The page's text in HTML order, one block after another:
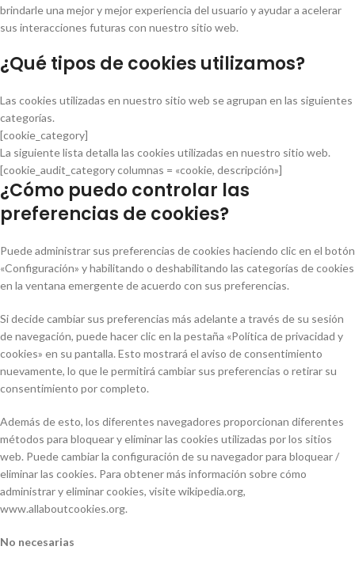
brindarle una mejor y mejor experiencia del usuario y ayudar a acelerar
sus interacciones futuras con nuestro sitio web.
¿Qué tipos de cookies utilizamos?
Las cookies utilizadas en nuestro sitio web se agrupan en las siguientes
categorías.
[cookie_category]
La siguiente lista detalla las cookies utilizadas en nuestro sitio web.
[cookie_audit_category columnas = «cookie, descripción»]
¿Cómo puedo controlar las
preferencias de cookies?
Puede administrar sus preferencias de cookies haciendo clic en el botón
«Configuración» y habilitando o deshabilitando las categorías de cookies
en la ventana emergente de acuerdo con sus preferencias.
Si decide cambiar sus preferencias más adelante a través de su sesión
de navegación, puede hacer clic en la pestaña «Política de privacidad y
cookies» en su pantalla. Esto mostrará el aviso de consentimiento
nuevamente, lo que le permitirá cambiar sus preferencias o retirar su
consentimiento por completo.
Además de esto, los diferentes navegadores proporcionan diferentes
métodos para bloquear y eliminar las cookies utilizadas por los sitios
web. Puede cambiar la configuración de su navegador para bloquear /
eliminar las cookies. Para obtener más información sobre cómo
administrar y eliminar cookies, visite wikipedia.org,
www.allaboutcookies.org.
No necesarias